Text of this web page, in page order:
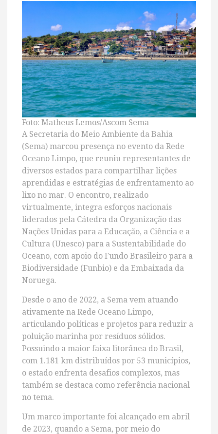
Foto: Matheus Lemos/Ascom Sema
A Secretaria do Meio Ambiente da Bahia
(Sema) marcou presença no evento da Rede
Oceano Limpo, que reuniu representantes de
diversos estados para compartilhar lições
aprendidas e estratégias de enfrentamento ao
lixo no mar. O encontro, realizado
virtualmente, integra esforços nacionais
liderados pela Cátedra da Organização das
Nações Unidas para a Educação, a Ciência e a
Cultura (Unesco) para a Sustentabilidade do
Oceano, com apoio do Fundo Brasileiro para a
Biodiversidade (Funbio) e da Embaixada da
Noruega.
Desde o ano de 2022, a Sema vem atuando
ativamente na Rede Oceano Limpo,
articulando políticas e projetos para reduzir a
poluição marinha por resíduos sólidos.
Possuindo a maior faixa litorânea do Brasil,
com 1.181 km distribuídos por 53 municípios,
o estado enfrenta desafios complexos, mas
também se destaca como referência nacional
no tema.
Um marco importante foi alcançado em abril
de 2023, quando a Sema, por meio do